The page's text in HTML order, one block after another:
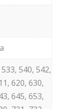
540, 542,
620, 630,
645, 653,